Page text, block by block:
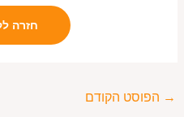
חזרה
→ הפוסט הקודם